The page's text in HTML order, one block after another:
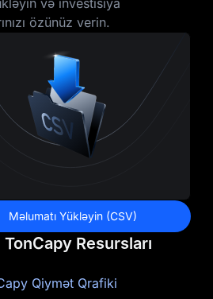
və investisiya
özünüz verin.
Məlumatı Yükləyin (CSV)
TonCapy Resursları
Qiymət Qrafiki